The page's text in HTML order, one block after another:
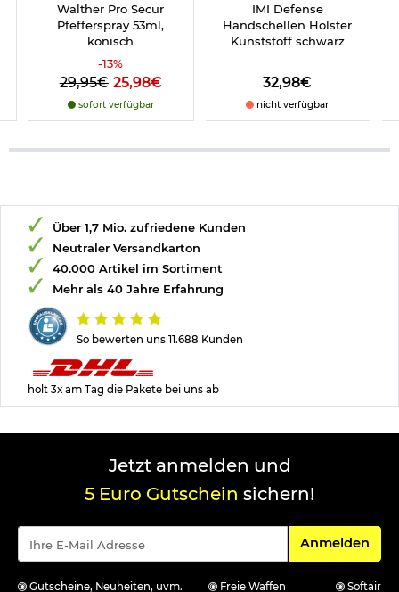
Walther Pro Secur
Pfefferspray 53ml,
konisch
-13%
29,95€ 25,98€
sofort verfügbar
IMI Defense
Handschellen Holster
Kunststoff schwarz
32,98€
nicht verfügbar
So bewerten uns 11.688 Kunden
Über 1,7 Mio. zufriedene Kunden
Neutraler Versandkarton
40.000 Artikel im Sortiment
Mehr als 40 Jahre Erfahrung
holt 3x am Tag die Pakete bei uns ab
Jetzt anmelden und
5 Euro Gutschein sichern!
Für den
Anmelden
Gutscheine, Neuheiten, uvm. Freie Waffen
Softair